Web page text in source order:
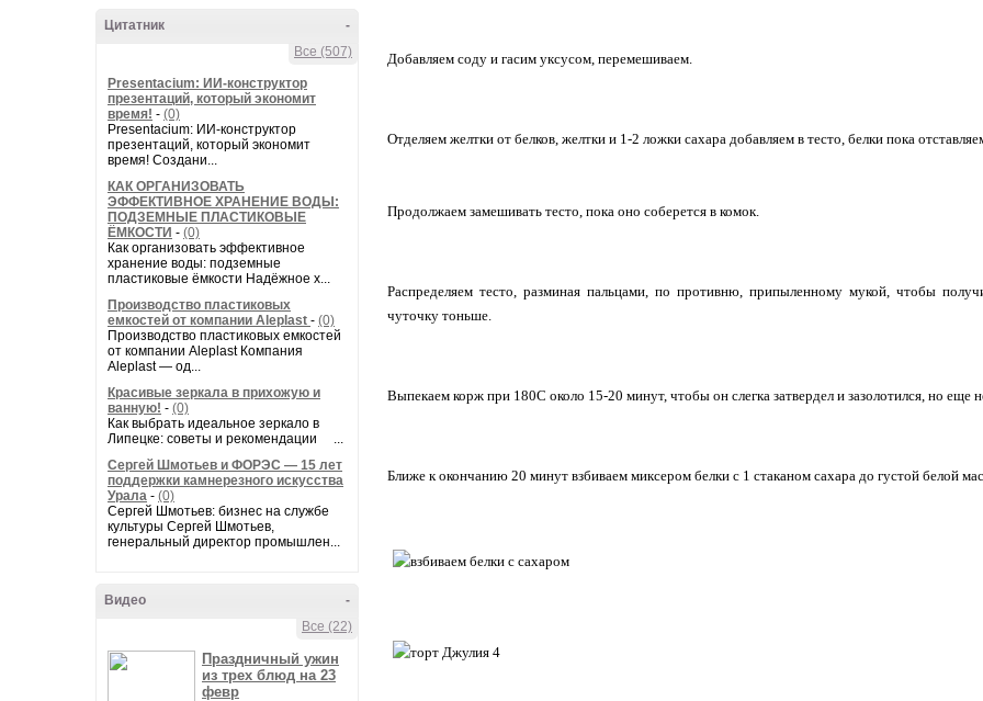
-
Цитатник
Все (507)
Presentacium: ИИ‑конструктор
презентаций, который экономит
время! - (0)
Presentacium: ИИ‑конструктор
презентаций, который экономит
время! Создани...
КАК ОРГАНИЗОВАТЬ
ЭФФЕКТИВНОЕ ХРАНЕНИЕ ВОДЫ:
ПОДЗЕМНЫЕ ПЛАСТИКОВЫЕ
ЁМКОСТИ - (0)
Как организовать эффективное
хранение воды: подземные
пластиковые ёмкости Надёжное х...
Производство пластиковых
емкостей от компании Aleplast - (0)
Производство пластиковых емкостей
от компании Aleplast Компания
Aleplast — од...
Красивые зеркала в прихожую и
ванную! - (0)
Как выбрать идеальное зеркало в
Липецке: советы и рекомендации ...
Сергей Шмотьев и ФОРЭС — 15 лет
поддержки камнерезного искусства
Урала - (0)
Сергей Шмотьев: бизнес на службе
культуры Сергей Шмотьев,
генеральный директор промышлен...
-
Видео
Все (22)
Праздничный ужин
из трех блюд на 23
февр
Добавляем соду и гасим уксусом, перемешиваем.
Отделяем желтки от белков, желтки и 1-2 ложки сахара добавляем в тесто, белки пока
Продолжаем замешивать тесто, пока оно соберется в комок.
Распределяем тесто, разминая пальцами, по противню, припыленному мукой, чтобы
чуточку тоньше.
Выпекаем корж при 180С около 15-20 минут, чтобы он слегка затвердел и зазолотился, но еще
Ближе к окончанию 20 минут взбиваем миксером белки с 1 стаканом сахара до густой белой